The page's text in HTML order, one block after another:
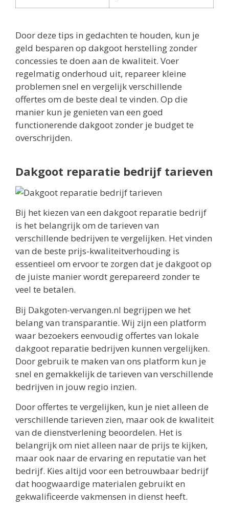
Door deze tips in gedachten te houden, kun je
geld besparen op dakgoot herstelling zonder
concessies te doen aan de kwaliteit. Voer
regelmatig onderhoud uit, repareer kleine
problemen snel en vergelijk verschillende
offertes om de beste deal te vinden. Op die
manier kun je genieten van een goed
functionerende dakgoot zonder je budget te
overschrijden.
Dakgoot reparatie bedrijf tarieven
Bij het kiezen van een dakgoot reparatie bedrijf
is het belangrijk om de tarieven van
verschillende bedrijven te vergelijken. Het vinden
van de beste prijs-kwaliteitverhouding is
essentieel om ervoor te zorgen dat je dakgoot op
de juiste manier wordt gerepareerd zonder te
veel te betalen.
Bij Dakgoten-vervangen.nl begrijpen we het
belang van transparantie. Wij zijn een platform
waar bezoekers eenvoudig offertes van lokale
dakgoot reparatie bedrijven kunnen vergelijken.
Door gebruik te maken van ons platform kun je
snel en gemakkelijk de tarieven van verschillende
bedrijven in jouw regio inzien.
Door offertes te vergelijken, kun je niet alleen de
verschillende tarieven zien, maar ook de kwaliteit
van de dienstverlening beoordelen. Het is
belangrijk om niet alleen naar de prijs te kijken,
maar ook naar de ervaring en reputatie van het
bedrijf. Kies altijd voor een betrouwbaar bedrijf
dat hoogwaardige materialen gebruikt en
gekwalificeerde vakmensen in dienst heeft.